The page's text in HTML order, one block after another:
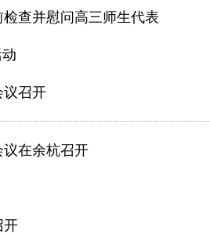
查并慰问高三师生代表
议召开
在余杭召开
开